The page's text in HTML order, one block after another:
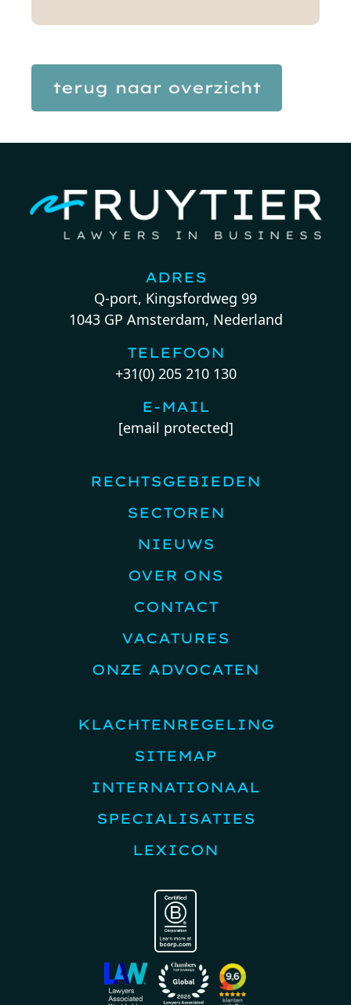
terug naar overzicht
ADRES
Q-port, Kingsfordweg 99
1043 GP Amsterdam, Nederland
TELEFOON
+31(0) 205 210 130
E-MAIL
[email protected]
RECHTSGEBIEDEN
SECTOREN
NIEUWS
OVER ONS
CONTACT
VACATURES
ONZE ADVOCATEN
KLACHTENREGELING
SITEMAP
INTERNATIONAAL
SPECIALISATIES
LEXICON